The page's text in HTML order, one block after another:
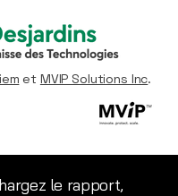
et MVIP Solutions Inc.
le rapport,